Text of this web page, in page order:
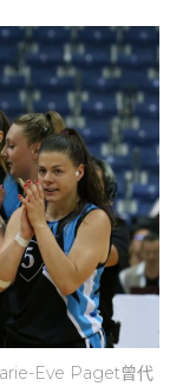
Eve Paget曾代